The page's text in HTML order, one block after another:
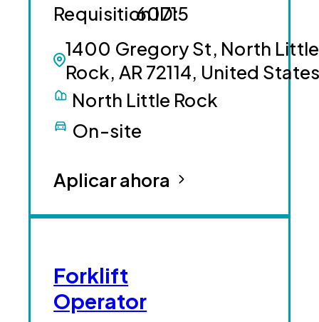
1400 Gregory St, North Little
Rock, AR 72114, United
60715
North Little Rock
On-site
Aplicar ahora
Forklift
Operator